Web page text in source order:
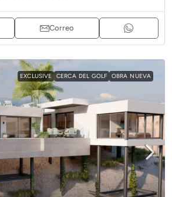
Correo
EXCLUSIVE CERCA DEL GOLF OBRA NUEVA